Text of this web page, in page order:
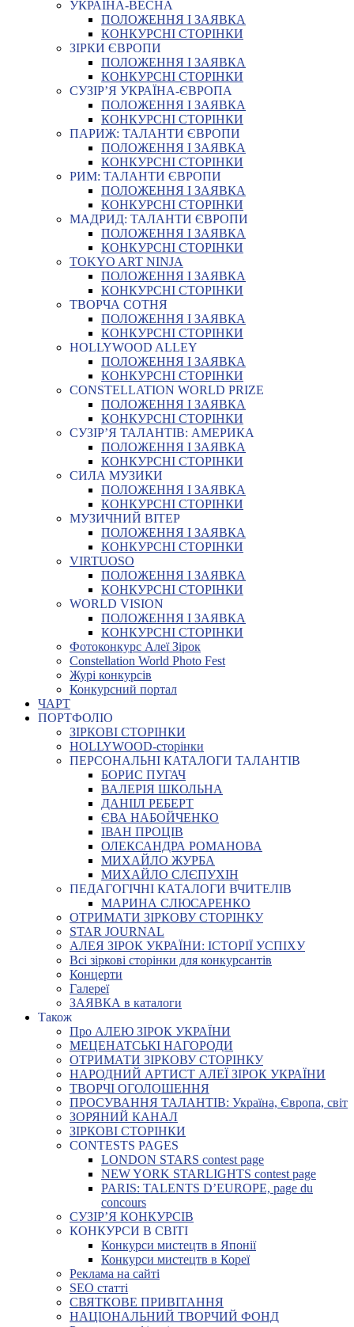
УКРАЇНА-ВЕСНА
ПОЛОЖЕННЯ І ЗАЯВКА
КОНКУРСНІ СТОРІНКИ
ЗІРКИ ЄВРОПИ
ПОЛОЖЕННЯ І ЗАЯВКА
КОНКУРСНІ СТОРІНКИ
СУЗІР’Я УКРАЇНА-ЄВРОПА
ПОЛОЖЕННЯ І ЗАЯВКА
КОНКУРСНІ СТОРІНКИ
ПАРИЖ: ТАЛАНТИ ЄВРОПИ
ПОЛОЖЕННЯ І ЗАЯВКА
КОНКУРСНІ СТОРІНКИ
РИМ: ТАЛАНТИ ЄВРОПИ
ПОЛОЖЕННЯ І ЗАЯВКА
КОНКУРСНІ СТОРІНКИ
МАДРИД: ТАЛАНТИ ЄВРОПИ
ПОЛОЖЕННЯ І ЗАЯВКА
КОНКУРСНІ СТОРІНКИ
TOKYO ART NINJA
ПОЛОЖЕННЯ І ЗАЯВКА
КОНКУРСНІ СТОРІНКИ
ТВОРЧА СОТНЯ
ПОЛОЖЕННЯ І ЗАЯВКА
КОНКУРСНІ СТОРІНКИ
HOLLYWOOD ALLEY
ПОЛОЖЕННЯ І ЗАЯВКА
КОНКУРСНІ СТОРІНКИ
CONSTELLATION WORLD PRIZE
ПОЛОЖЕННЯ І ЗАЯВКА
КОНКУРСНІ СТОРІНКИ
СУЗІР’Я ТАЛАНТІВ: АМЕРИКА
ПОЛОЖЕННЯ І ЗАЯВКА
КОНКУРСНІ СТОРІНКИ
СИЛА МУЗИКИ
ПОЛОЖЕННЯ І ЗАЯВКА
КОНКУРСНІ СТОРІНКИ
МУЗИЧНИЙ ВІТЕР
ПОЛОЖЕННЯ І ЗАЯВКА
КОНКУРСНІ СТОРІНКИ
VIRTUOSO
ПОЛОЖЕННЯ І ЗАЯВКА
КОНКУРСНІ СТОРІНКИ
WORLD VISION
ПОЛОЖЕННЯ І ЗАЯВКА
КОНКУРСНІ СТОРІНКИ
Фотоконкурс Алеї Зірок
Constellation World Photo Fest
Журі конкурсів
Конкурсний портал
ЧАРТ
ПОРТФОЛІО
ЗІРКОВІ СТОРІНКИ
HOLLYWOOD-сторінки
ПЕРСОНАЛЬНІ КАТАЛОГИ ТАЛАНТІВ
БОРИС ПУГАЧ
ВАЛЕРІЯ ШКОЛЬНА
ДАНІІЛ РЕБЕРТ
ЄВА НАБОЙЧЕНКО
ІВАН ПРОЦІВ
ОЛЕКСАНДРА РОМАНОВА
МИХАЙЛО ЖУРБА
МИХАЙЛО СЛЄПУХІН
ПЕДАГОГІЧНІ КАТАЛОГИ ВЧИТЕЛІВ
МАРИНА СЛЮСАРЕНКО
ОТРИМАТИ ЗІРКОВУ СТОРІНКУ
STAR JOURNAL
АЛЕЯ ЗІРОК УКРАЇНИ: ІСТОРІЇ УСПІХУ
Всі зіркові сторінки для конкурсантів
Концерти
Галереї
ЗАЯВКА в каталоги
Також
Про АЛЕЮ ЗІРОК УКРАЇНИ
МЕЦЕНАТСЬКІ НАГОРОДИ
ОТРИМАТИ ЗІРКОВУ СТОРІНКУ
НАРОДНИЙ АРТИСТ АЛЕЇ ЗІРОК УКРАЇНИ
ТВОРЧІ ОГОЛОШЕННЯ
ПРОСУВАННЯ ТАЛАНТІВ: Україна, Європа, світ
ЗОРЯНИЙ КАНАЛ
ЗІРКОВІ СТОРІНКИ
CONTESTS PAGES
LONDON STARS contest page
NEW YORK STARLIGHTS contest page
PARIS: TALENTS D’EUROPE, page du
concours
СУЗІР’Я КОНКУРСІВ
КОНКУРСИ В СВІТІ
Конкурси мистецтв в Японії
Конкурси мистецтв в Кореї
Реклама на сайті
SEO статті
СВЯТКОВЕ ПРИВІТАННЯ
НАЦІОНАЛЬНИЙ ТВОРЧИЙ ФОНД